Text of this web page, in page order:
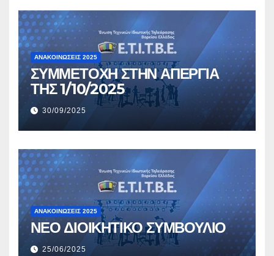
ΑΝΑΚΟΙΝΏΣΕΙΣ 2025
ΣΥΜΜΕΤΟΧΗ ΣΤΗΝ ΑΠΕΡΓΙΑ
ΤΗΣ 1/10/2025
30/09/2025
ΑΝΑΚΟΙΝΏΣΕΙΣ 2025
ΝΕΟ ΔΙΟΙΚΗΤΙΚΟ ΣΥΜΒΟΥΛΙΟ
25/06/2025